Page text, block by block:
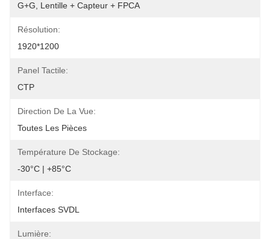
G+G, Lentille + Capteur + FPCA
Résolution:
1920*1200
Panel Tactile:
CTP
Direction De La Vue:
Toutes Les Pièces
Température De Stockage:
-30°C | +85°C
Interface:
Interfaces SVDL
Lumière: